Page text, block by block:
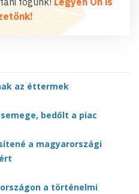
az éttermek
bedőlt a piac
a magyarországi
a történelmi